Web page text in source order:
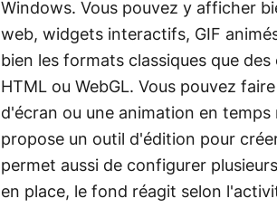
Windows. Vous pouvez y afficher
web, widgets interactifs, GIF
bien les formats classiques que
HTML ou WebGL. Vous pouvez
d'écran ou une animation en temps
propose un outil d'édition pour
permet aussi de configurer
en place, le fond réagit selon